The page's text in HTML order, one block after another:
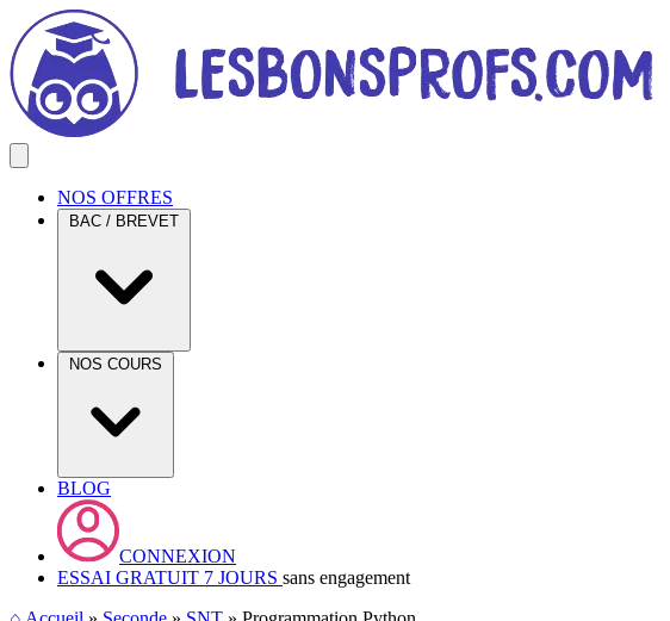
NOS OFFRES
BAC / BREVET
NOS COURS
BLOG
CONNEXION
ESSAI GRATUIT 7 JOURS sans engagement